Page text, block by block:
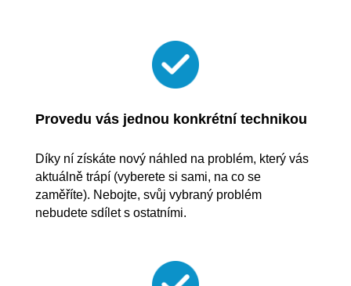
Provedu vás jednou konkrétní technikou
Díky ní získáte nový náhled na problém, který vás
aktuálně trápí (vyberete si sami, na co se
zaměříte). Nebojte, svůj vybraný problém
nebudete sdílet s ostatními.